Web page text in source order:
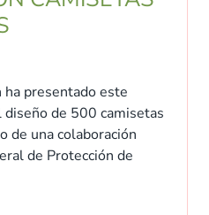
presentado este
de 500 camisetas
de una colaboración
de Protección de